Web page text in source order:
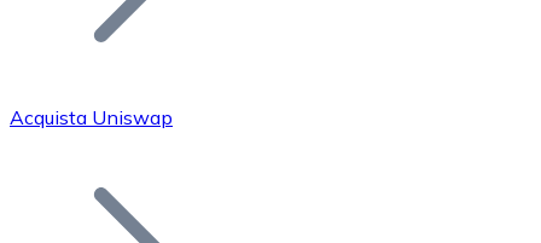
Bitcoin
Acquista Uniswap